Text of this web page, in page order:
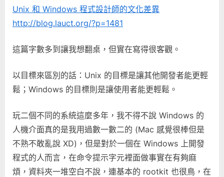
和
化
異〉
中
Unix 和 Windows 程式設計師的文化差異
http://blog.lauct.org/?p=1481
這篇字數多到讓我想翻桌，但實在寫得很客觀。
以目標來區別的話：Unix 的目標是讓其他開發者能更輕
鬆；Windows 的目標則是讓使用者能更輕鬆。
玩二個不同的系統這麼多年，我不得不說 Windows 的
人機介面真的是我用過數一數二的 (Mac 感覺很棒但是
不熟不敢亂說 XD)，但是對於一個在 Windows 上開發
程式的人而言，在命令提示字元裡面做事實在有夠麻
煩，資料夾一堆空白不說，連基本的 rootkit 也很鳥，在